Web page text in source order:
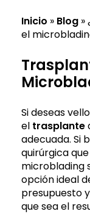
Inicio » Blog »
el
Si deseas
el trasplante
adecuada. Si
quirúrgica
microblading
opción ideal
presupuesto
que sea el